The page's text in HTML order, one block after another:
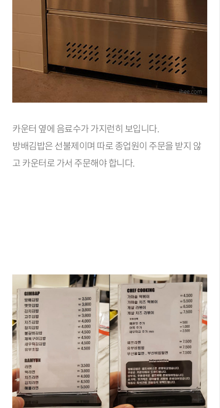
카운터 옆에 음료수가 가지런히 보입니다.
방배김밥은 선불제이며 따로 종업원이 주문을 받지 않
고 카운터로 가서 주문해야 합니다.